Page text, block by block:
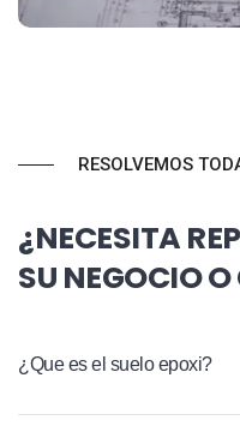
RESOLVEMOS
¿NECESITA
SU NEGOCIO
¿Que es el suelo epoxi?